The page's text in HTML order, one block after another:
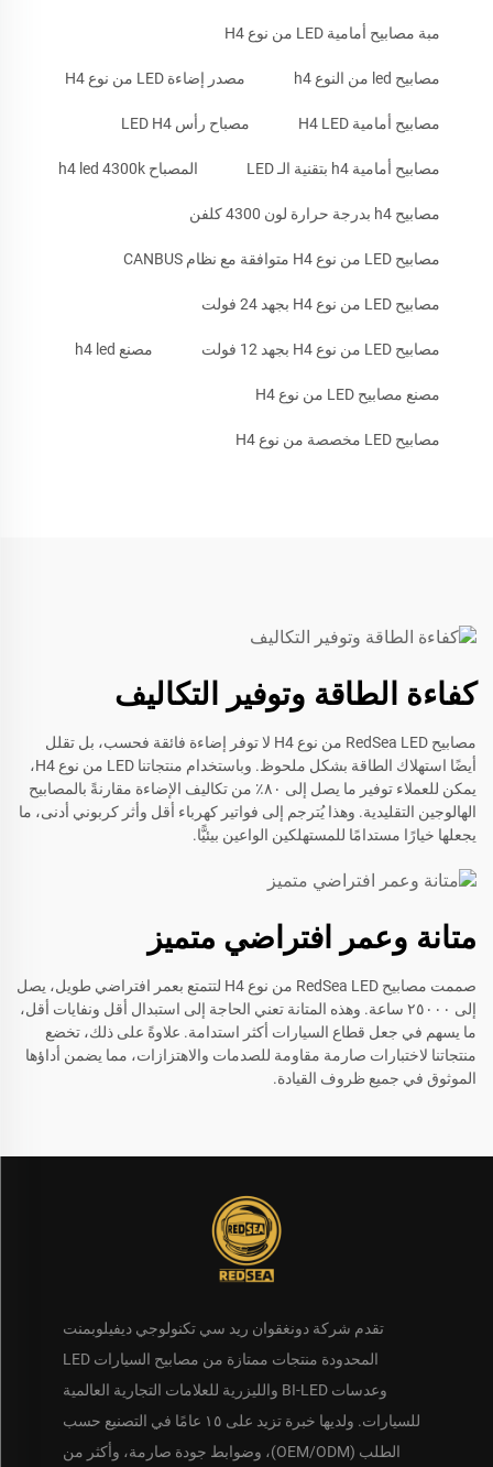
مبة مصابيح أمامية LED من نوع H4
مصابيح led من النوع h4 مصدر إضاءة LED من نوع H4
مصابيح أمامية H4 LED مصباح رأس LED H4
مصابيح أمامية h4 بتقنية الـ LED المصباح h4 led 4300k
مصابيح h4 بدرجة حرارة لون 4300 كلفن
مصابيح LED من نوع H4 متوافقة مع نظام CANBUS
مصابيح LED من نوع H4 بجهد 24 فولت
مصابيح LED من نوع H4 بجهد 12 فولت مصنع h4 led
مصنع مصابيح LED من نوع H4
مصابيح LED مخصصة من نوع H4
كفاءة الطاقة وتوفير التكاليف
مصابيح RedSea LED من نوع H4 لا توفر إضاءة فائقة فحسب، بل تقلل
أيضًا استهلاك الطاقة بشكل ملحوظ. وباستخدام منتجاتنا LED من نوع H4،
يمكن للعملاء توفير ما يصل إلى ٨٠٪ من تكاليف الإضاءة مقارنةً بالمصابيح
الهالوجين التقليدية. وهذا يُترجم إلى فواتير كهرباء أقل وأثر كربوني أدنى، ما
يجعلها خيارًا مستدامًا للمستهلكين الواعين بيئيًّا.
متانة وعمر افتراضي متميز
صممت مصابيح RedSea LED من نوع H4 لتتمتع بعمر افتراضي طويل، يصل
إلى ٢٥٠٠٠ ساعة. وهذه المتانة تعني الحاجة إلى استبدال أقل ونفايات أقل،
ما يسهم في جعل قطاع السيارات أكثر استدامة. علاوةً على ذلك، تخضع
منتجاتنا لاختبارات صارمة مقاومة للصدمات والاهتزازات، مما يضمن أداؤها
الموثوق في جميع ظروف القيادة.
تقدم شركة دونغقوان ريد سي تكنولوجي ديفيلوبمنت
المحدودة منتجات ممتازة من مصابيح السيارات LED
وعدسات BI-LED والليزرية للعلامات التجارية العالمية
للسيارات. ولديها خبرة تزيد على ١٥ عامًا في التصنيع حسب
الطلب (OEM/ODM)، وضوابط جودة صارمة، وأكثر من